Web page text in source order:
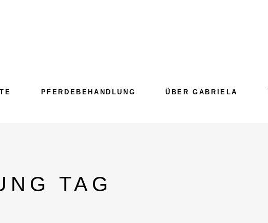
PFERDEBEHANDLUNG ÜBER GABRIELA
TAG